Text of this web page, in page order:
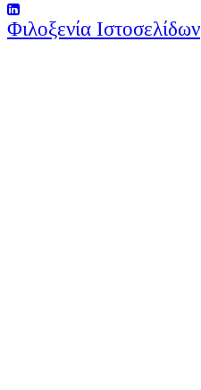
Φιλοξενία Ιστοσελίδων